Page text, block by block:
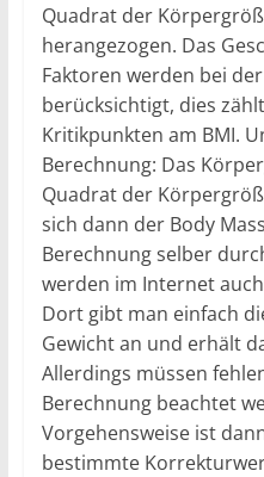
Quadrat der
herangezogen. Das
Faktoren werden bei
berücksichtigt, dies
Kritikpunkten am BMI.
Berechnung: Das
Quadrat der
sich dann der Body
Berechnung selber
werden im Internet
Dort gibt man einfach
Gewicht an und erhält
Allerdings müssen
Berechnung beachtet
Vorgehensweise ist
bestimmte